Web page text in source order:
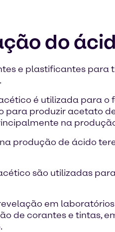
do
e plastificantes
é utilizada para o
produzir acetato
na
produção de ácido
são utilizadas
em
de corantes e tintas,